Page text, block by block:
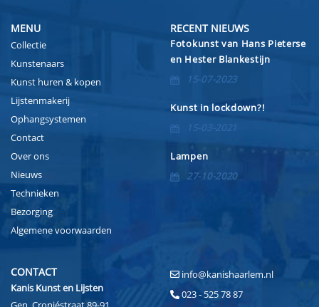
MENU
Collectie
Kunstenaars
Kunst huren & kopen
Lijstenmakerij
Ophangsystemen
Contact
Over ons
Nieuws
Technieken
Bezorging
Algemene voorwaarden
RECENT NIEUWS
Fotokunst van Hans Pieterse
en Hester Blankestijn
15-07-2023
Kunst in lockdown?!
15-03-2021
Lampen
27-10-2020
CONTACT
Kanis Kunst en Lijsten
info@kanishaarlem.nl
023 - 525 78 87